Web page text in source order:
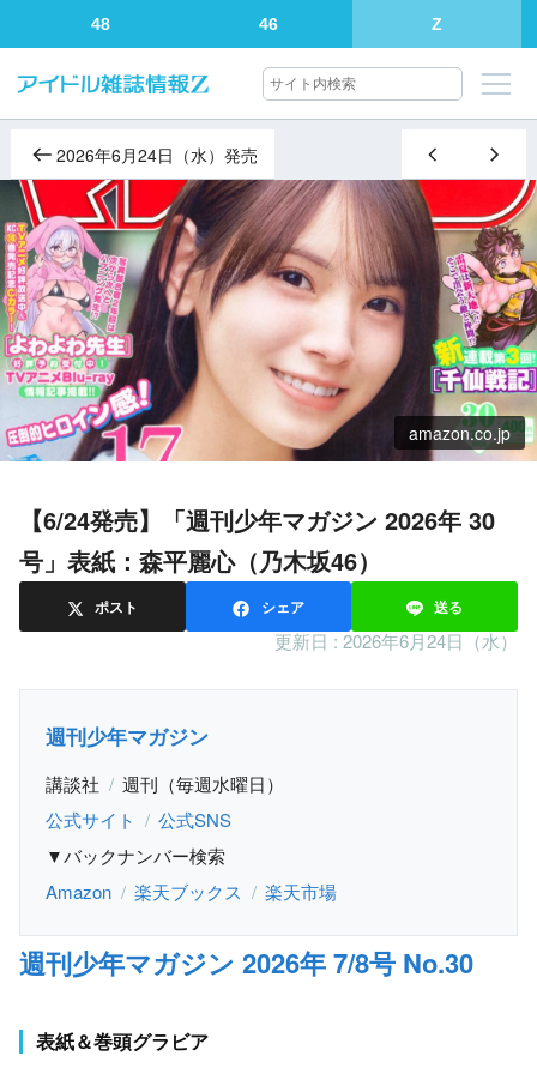
48 46 Z
2026年6月24日（水）発売
amazon.co.jp
【6/24発売】「週刊少年マガジン 2026年 30
号」表紙：森平麗心（乃木坂46）
ポスト シェア 送る
更新日 : 2026年6月24日（水）
週刊少年マガジン
講談社
週刊（毎週水曜日）
公式サイト
公式SNS
▼バックナンバー検索
Amazon
楽天ブックス 楽天市場
週刊少年マガジン 2026年 7/8号 No.30
表紙＆巻頭グラビア